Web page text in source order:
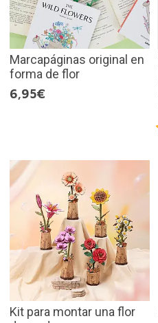
Marcapáginas original en
forma de flor
6,95€
Kit para montar una flor